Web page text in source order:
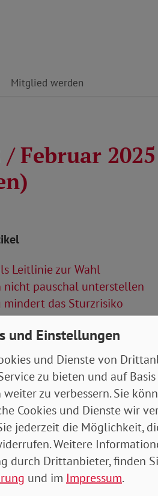
Mitglied werden
Februar 2025
Leitlinie zur Wahl
nicht pauschal unterstellen
mindert das Sturzrisiko
2025 (Ausgabe Bayern /
und Einstellungen
und Dienste von
zu bieten und auf
weiter zu verbessern. Sie
Cookies und Dienste wir
jederzeit die Möglichkeit,
Weitere
durch Drittanbieter, finden
und im Impressum.